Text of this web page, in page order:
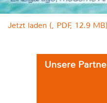
Jetzt laden (, PDF, 12.9 MB)
Unsere